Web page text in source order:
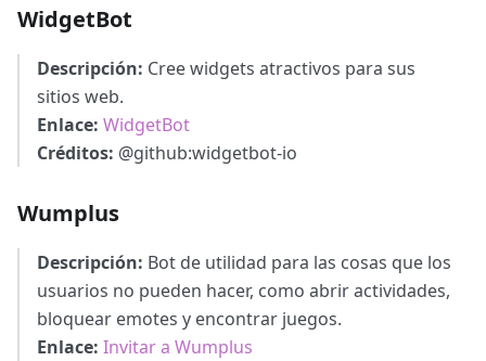
WidgetBot
Descripción: Cree widgets atractivos para sus
sitios web.
Enlace: WidgetBot
Créditos: @github:widgetbot-io
Wumplus
Descripción: Bot de utilidad para las cosas que los
usuarios no pueden hacer, como abrir actividades,
bloquear emotes y encontrar juegos.
Enlace: Invitar a Wumplus